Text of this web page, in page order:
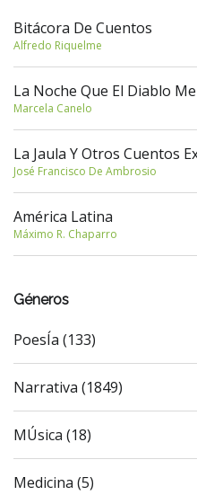
Bitácora De Cuentos
Alfredo Riquelme
La Noche Que El Diablo
Marcela Canelo
La Jaula Y Otros Cuentos
José Francisco De Ambrosio
América Latina
Máximo R. Chaparro
Géneros
PoesÍa (133)
Narrativa (1849)
MÚsica (18)
Medicina (5)